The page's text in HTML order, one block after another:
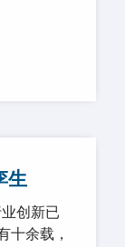
生
创新已
十余载，